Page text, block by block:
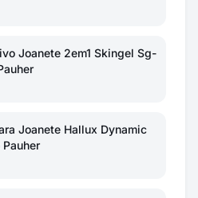
Joanete 2em1 Skingel Sg-
Joanete Hallux Dynamic